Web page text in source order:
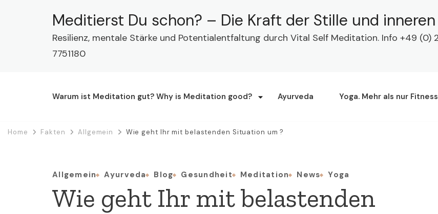
Meditierst Du schon? – Die Kraft der Stille und
Resilienz, mentale Stärke und Potentialentfaltung durch Vital Self Meditation. Info +49 (0)
7751180
Warum ist Meditation gut? Why is Meditation good? Ayurveda Yoga. Mehr als nur Fitness
Home Fakten Allgemein Wie geht Ihr mit belastenden Situation um ?
Allgemein Ayurveda Blog Gesundheit Meditation News Yoga
Wie geht Ihr mit belastenden